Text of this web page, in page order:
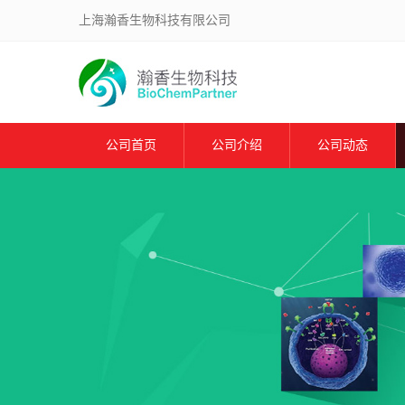
上海瀚香生物科技有限公司
公司首页 公司介绍 公司动态